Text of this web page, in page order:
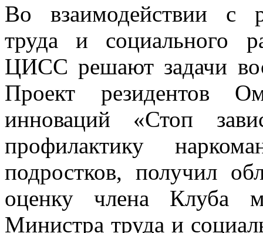
Во взаимодействии с
труда и социального
ЦИСС решают задачи
Проект резидентов
инноваций «Стоп
профилактику
подростков, получил
оценку члена Клуба
Министра труда и